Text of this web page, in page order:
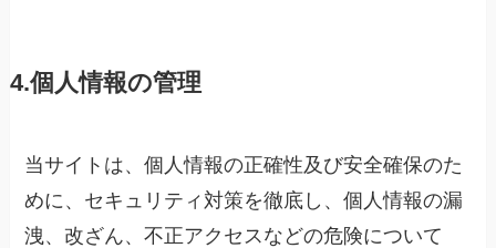
4.個人情報の管理
当サイトは、個人情報の正確性及び安全確保のた
めに、セキュリティ対策を徹底し、個人情報の漏
洩、改ざん、不正アクセスなどの危険について